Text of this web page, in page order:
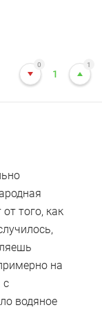
0
1
1
того, как
на
с
водяное